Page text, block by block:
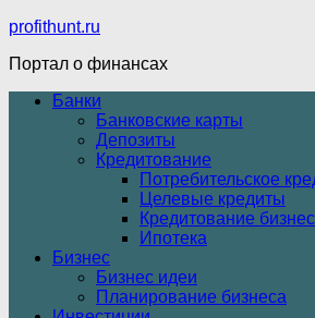
profithunt.ru
Портал о финансах
Банки
Банковские карты
Депозиты
Кредитование
Потребительское
Целевые кредиты
Кредитование
Ипотека
Бизнес
Бизнес идеи
Планирование бизнеса